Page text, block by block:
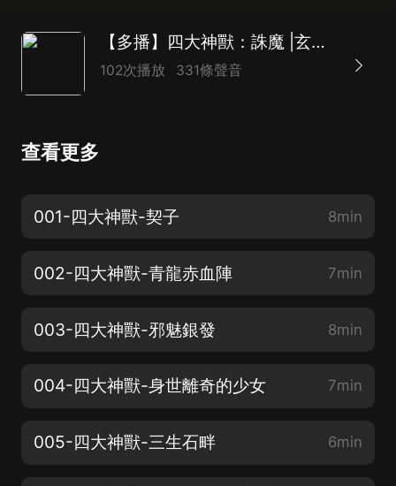
【多播】四大神獸：誅魔 |玄幻穿越|神魔大戰
102次播放 331條聲音
查看更多
001-四大神獸-契子 8min
002-四大神獸-青龍赤血陣 7min
003-四大神獸-邪魅銀發 8min
004-四大神獸-身世離奇的少女 7min
005-四大神獸-三生石畔 6min